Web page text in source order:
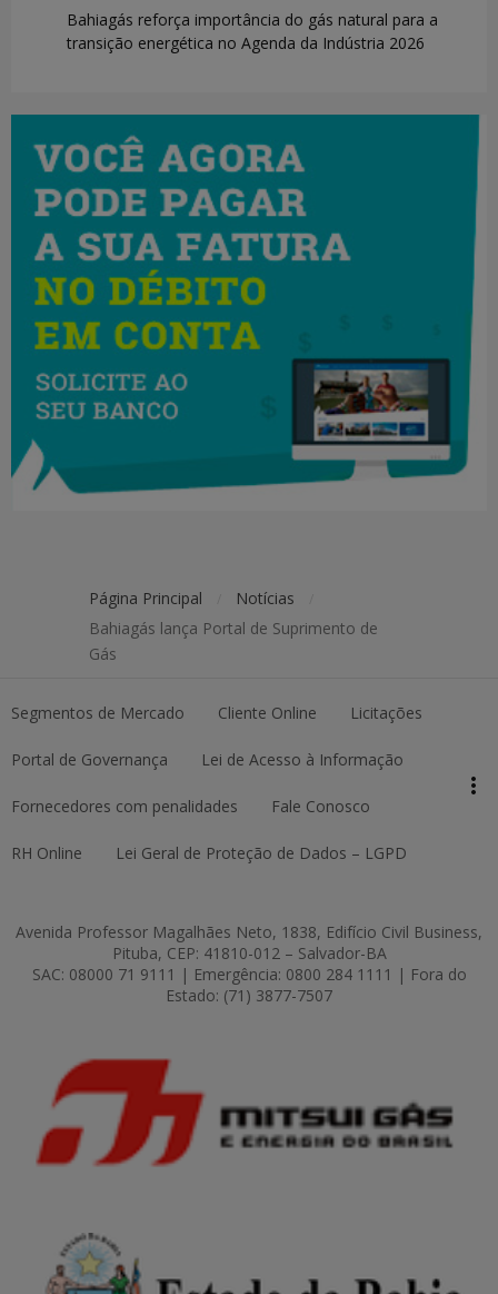
Bahiagás reforça importância do gás natural para a
transição energética no Agenda da Indústria 2026
Página Principal Notícias
Bahiagás lança Portal de Suprimento de
Gás
Segmentos de Mercado Cliente Online Licitações
Portal de Governança Lei de Acesso à Informação
Fornecedores com penalidades Fale Conosco
RH Online Lei Geral de Proteção de Dados – LGPD
more_vert
Avenida Professor Magalhães Neto, 1838, Edifício Civil Business,
Pituba, CEP: 41810-012 – Salvador-BA
SAC: 08000 71 9111 | Emergência: 0800 284 1111 | Fora do
Estado: (71) 3877-7507